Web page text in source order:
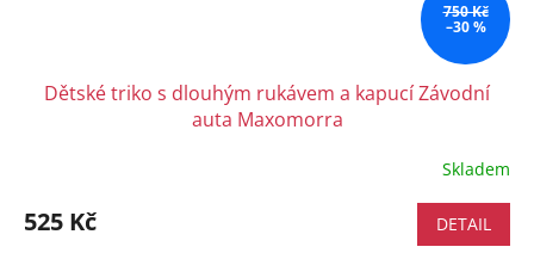
750 Kč
–30 %
Dětské triko s dlouhým rukávem a kapucí Závodní
auta Maxomorra
Skladem
525 Kč DETAIL